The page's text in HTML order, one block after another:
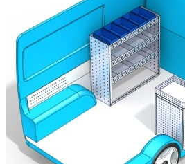
Citroen
Fiat
Hyundai
Isuzu
Mercedes